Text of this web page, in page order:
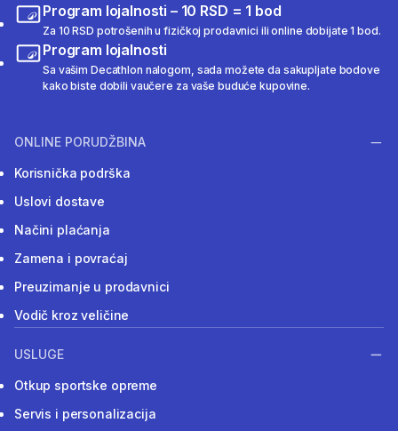
Program lojalnosti – 10 RSD = 1 bod
Za 10 RSD potrošenih u fizičkoj prodavnici ili online dobijate 1 bod.
Program lojalnosti
Sa vašim Decathlon nalogom, sada možete da sakupljate bodove
kako biste dobili vaučere za vaše buduće kupovine.
ONLINE PORUDŽBINA
Korisnička podrška
Uslovi dostave
Načini plaćanja
Zamena i povraćaj
Preuzimanje u prodavnici
Vodič kroz veličine
USLUGE
Otkup sportske opreme
Servis i personalizacija